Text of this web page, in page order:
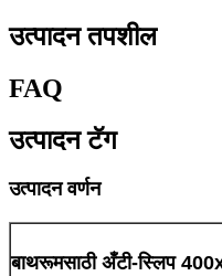
उत्पादन तपशील
FAQ
उत्पादन टॅग
उत्पादन वर्णन
बाथरूमसाठी अँटी-स्लिप